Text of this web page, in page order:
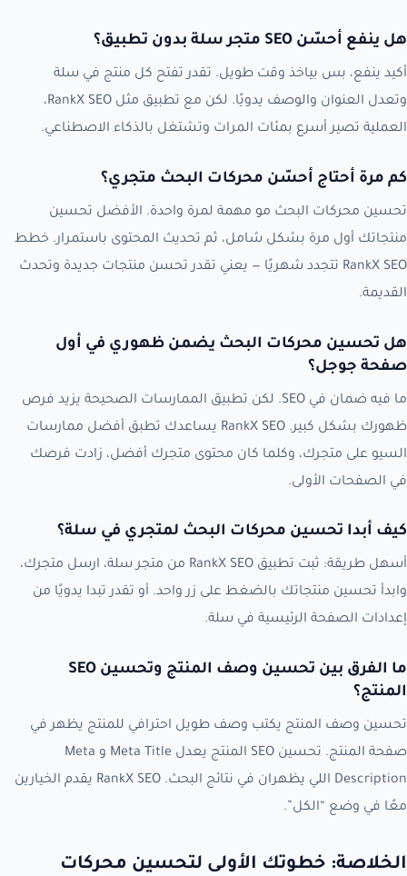
هل ينفع أحسّن SEO متجر سلة بدون تطبيق؟
أكيد ينفع، بس بياخذ وقت طويل. تقدر تفتح كل منتج في سلة
وتعدل العنوان والوصف يدويًا. لكن مع تطبيق مثل RankX SEO،
العملية تصير أسرع بمئات المرات وتشتغل بالذكاء الاصطناعي.
كم مرة أحتاج أحسّن محركات البحث متجري؟
تحسين محركات البحث مو مهمة لمرة واحدة. الأفضل تحسين
منتجاتك أول مرة بشكل شامل، ثم تحديث المحتوى باستمرار. خطط
RankX SEO تتجدد شهريًا — يعني تقدر تحسن منتجات جديدة وتحدث
القديمة.
هل تحسين محركات البحث يضمن ظهوري في أول
صفحة جوجل؟
ما فيه ضمان في SEO. لكن تطبيق الممارسات الصحيحة يزيد فرص
ظهورك بشكل كبير. RankX SEO يساعدك تطبق أفضل ممارسات
السيو على متجرك، وكلما كان محتوى متجرك أفضل، زادت فرصك
في الصفحات الأولى.
كيف أبدا تحسين محركات البحث لمتجري في سلة؟
أسهل طريقة: ثبت تطبيق RankX SEO من متجر سلة، ارسل متجرك،
وابدأ تحسين منتجاتك بالضغط على زر واحد. أو تقدر تبدا يدويًا من
إعدادات الصفحة الرئيسية في سلة.
ما الفرق بين تحسين وصف المنتج وتحسين SEO
المنتج؟
تحسين وصف المنتج يكتب وصف طويل احترافي للمنتج يظهر في
صفحة المنتج. تحسين SEO المنتج يعدل Meta Title و Meta
Description اللي يظهران في نتائج البحث. RankX SEO يقدم الخيارين
معًا في وضع “الكل”.
الخلاصة: خطوتك الأولى لتحسين محركات